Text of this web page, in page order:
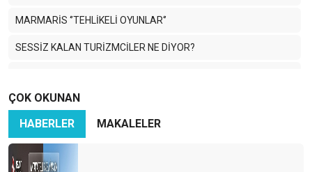
MARMARİS ‘’TEHLİKELİ OYUNLAR‘’
SESSİZ KALAN TURİZMCİLER NE DİYOR?
Papaz Dumo ve Kaleiçi'nin Gölgeleri
ŞAPKADAN TAVŞANI KİM ÇIKARACAK?
NEREDE KALMIŞTIK
ÇOK OKUNAN
HABERLER
MAKALELER